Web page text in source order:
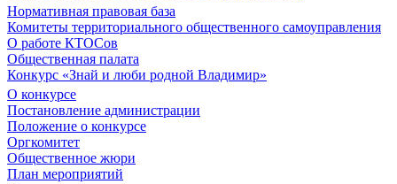
Нормативная правовая база
Комитеты территориального общественного самоуправления
О работе КТОСов
Общественная палата
Конкурс «Знай и люби родной Владимир»
О конкурсе
Постановление администрации
Положение о конкурсе
Оргкомитет
Общественное жюри
План мероприятий